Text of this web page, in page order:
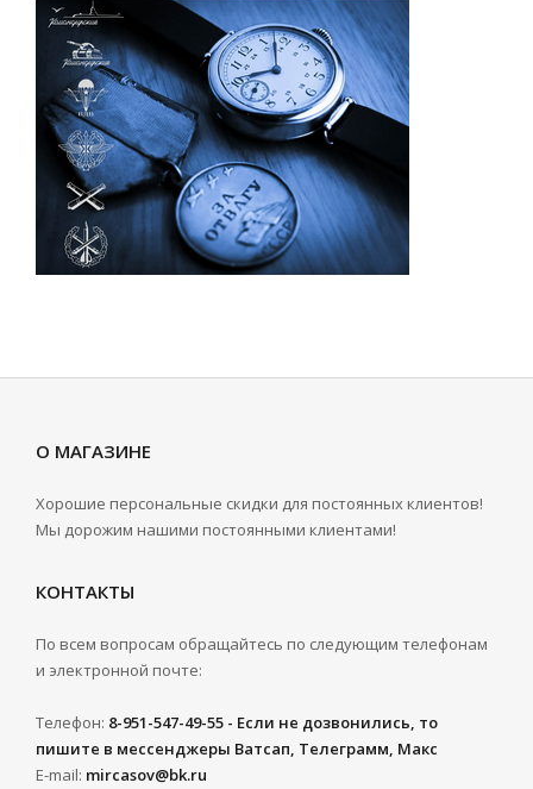
О МАГАЗИНЕ
Хорошие персональные скидки для постоянных клиентов!
Мы дорожим нашими постоянными клиентами!
КОНТАКТЫ
По всем вопросам обращайтесь по следующим телефонам
и электронной почте:
Телефон: 8-951-547-49-55 - Если не дозвонились, то
пишите в мессенджеры Ватсап, Телеграмм, Макс
E-mail: mircasov@bk.ru